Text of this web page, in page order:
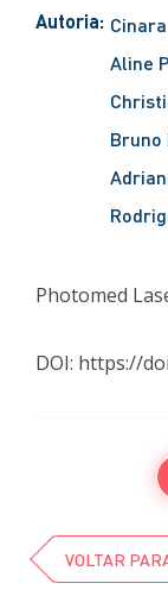
Autoria:
Aline
Bruno
Photomed
DOI: https://
VOLTAR